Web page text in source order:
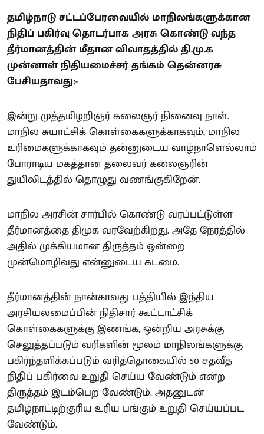
தமிழ்நாடு சட்டப்பேரவையில் மாநிலங்களுக்கான
நிதிப் பகிர்வு தொடர்பாக அரசு கொண்டு வந்த
தீர்மானத்தின் மீதான விவாதத்தில் தி.மு.க
முன்னாள் நிதியமைச்சர் தங்கம் தென்னரசு
பேசியதாவது:-
இன்று முத்தமிழறிஞர் கலைஞர் நினைவு நாள்.
மாநில சுயாட்சிக் கொள்கைகளுக்காகவும், மாநில
உரிமைகளுக்காகவும் தன்னுடைய வாழ்நாளெல்லாம்
போராடிய மகத்தான தலைவர் கலைஞரின்
துயிலிடத்தில் தொழுது வணங்குகிறேன்.
மாநில அரசின் சார்பில் கொண்டு வரப்பட்டுள்ள
தீர்மானத்தை திமுக வரவேற்கிறது. அதே நேரத்தில்
அதில் முக்கியமான திருத்தம் ஒன்றை
முன்மொழிவது என்னுடைய கடமை.
தீர்மானத்தின் நான்காவது பத்தியில் இந்திய
அரசியலமைப்பின் நிதிசார் கூட்டாட்சிக்
கொள்கைகளுக்கு இணங்க, ஒன்றிய அரசுக்கு
செலுத்தப்படும் வரிகளின் மூலம் மாநிலங்களுக்கு
பகிர்ந்தளிக்கப்படும் வரித்தொகையில் 50 சதவீத
நிதிப் பகிர்வை உறுதி செய்ய வேண்டும் என்ற
திருத்தம் இடம்பெற வேண்டும். அதனுடன்
தமிழ்நாட்டிற்குரிய உரிய பங்கும் உறுதி செய்யப்பட
வேண்டும்.